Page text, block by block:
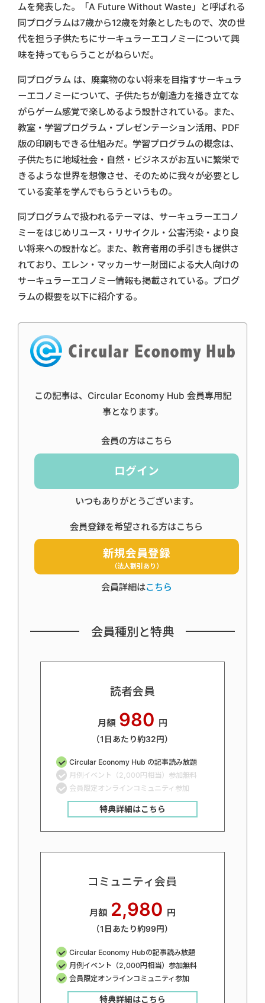
ムを発表した。「A Future Without Waste」と呼ばれる
同プログラムは7歳から12歳を対象としたもので、次の世
代を担う子供たちにサーキュラーエコノミーについて興
味を持ってもらうことがねらいだ。
同プログラム は、廃棄物のない将来を目指すサーキュラ
ーエコノミーについて、子供たちが創造力を掻き立てな
がらゲーム感覚で楽しめるよう設計されている。また、
教室・学習プログラム・プレゼンテーション活用、PDF
版の印刷もできる仕組みだ。学習プログラムの概念は、
子供たちに地域社会・自然・ビジネスがお互いに繁栄で
きるような世界を想像させ、そのために我々が必要とし
ている変革を学んでもらうというもの。
同プログラムで扱われるテーマは、サーキュラーエコノ
ミーをはじめリユース・リサイクル・公害汚染・より良
い将来への設計など。また、教育者用の手引きも提供さ
れており、エレン・マッカーサー財団による大人向けの
サーキュラーエコノミー情報も掲載されている。プログ
ラムの概要を以下に紹介する。
この記事は、Circular Economy Hub 会員専用記
事となります。
会員の方はこちら
ログイン
いつもありがとうございます。
会員登録を希望される方はこちら
新規会員登録
（法人割引あり）
会員詳細はこちら
会員種別と特典
読者会員
月額 980 円
（1日あたり約32円）
Circular Economy Hub の記事読み放題
月例イベント（2,000円相当）参加無料
会員限定オンラインコミュニティ参加
特典詳細はこちら
コミュニティ会員
月額 2,980 円
（1日あたり約99円）
Circular Economy Hubの記事読み放題
月例イベント（2,000円相当）参加無料
会員限定オンラインコミュニティ参加
特典詳細はこちら